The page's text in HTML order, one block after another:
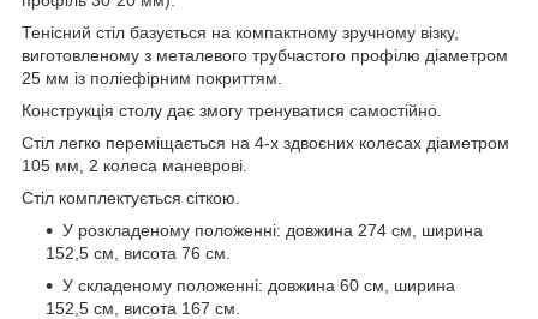
Тенісний стіл базується на компактному зручному візку,
виготовленому з металевого трубчастого профілю діаметром
25 мм із поліефірним покриттям.
Конструкція столу дає змогу тренуватися самостійно.
Стіл легко переміщається на 4-х здвоєних колесах діаметром
105 мм, 2 колеса маневрові.
Стіл комплектується сіткою.
У розкладеному положенні: довжина 274 см, ширина
152,5 см, висота 76 см.
У складеному положенні: довжина 60 см, ширина
152,5 см, висота 167 см.